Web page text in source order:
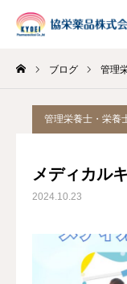
ブログ 管理
管理栄養士・栄養
メディカル
2024.10.23
HOME